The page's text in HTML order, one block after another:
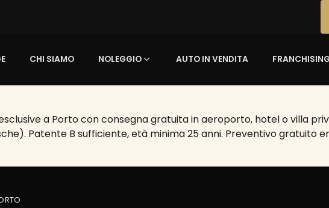
CHI SIAMO NOLEGGIO AUTO IN VENDITA FRANCHISING
a Porto con consegna gratuita in aeroporto, hotel o villa
Patente B sufficiente, età minima 25 anni. Preventivo gratuito